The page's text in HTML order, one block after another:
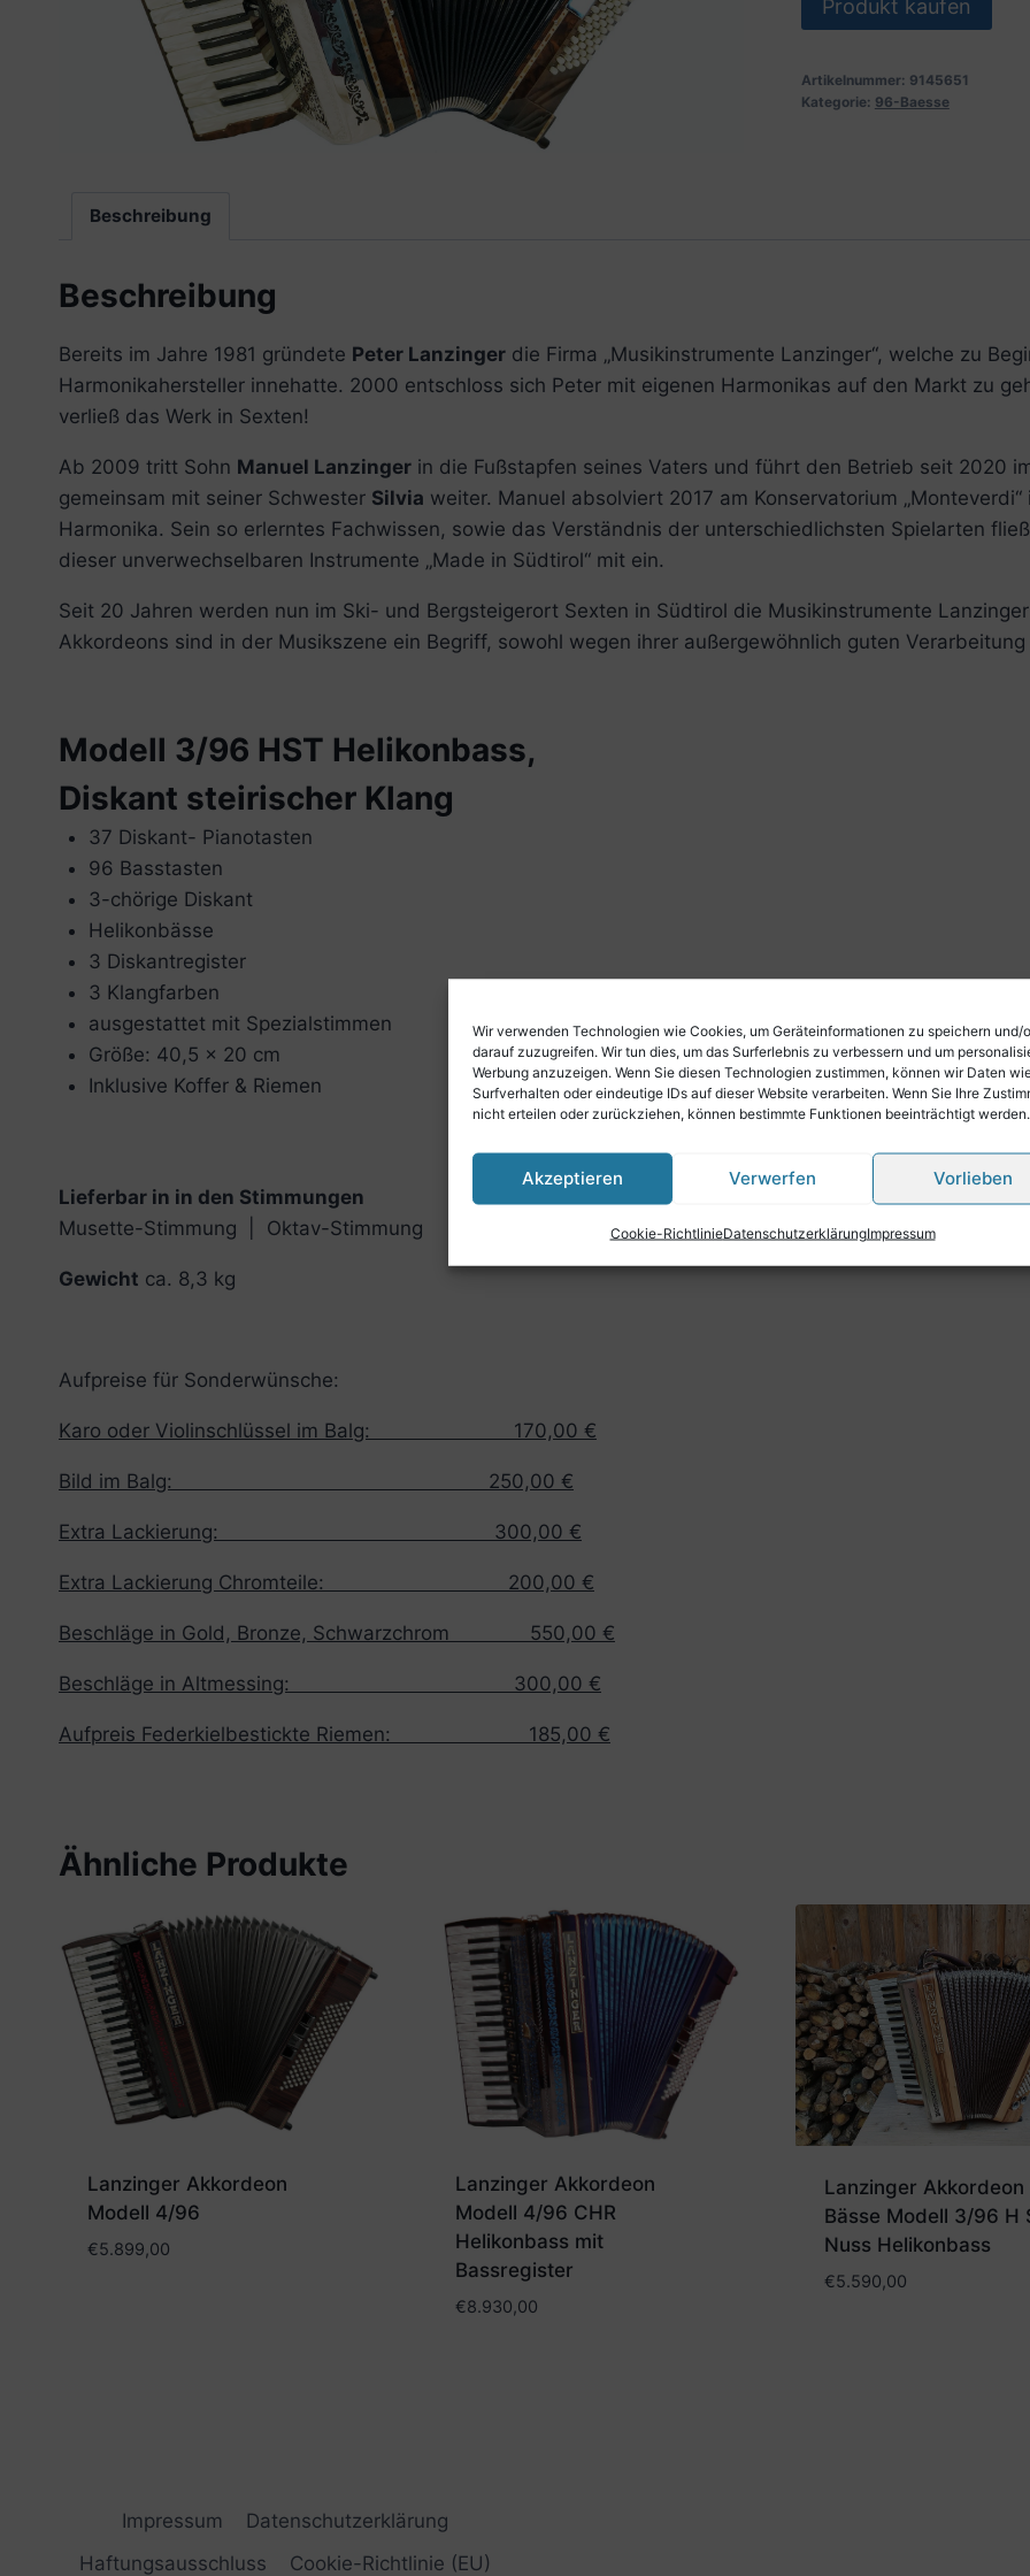
Wir verwenden Technologien wie Cookies, um Geräteinformationen zu speichern und/
darauf zuzugreifen. Wir tun dies, um das Surferlebnis zu verbessern und um
Werbung anzuzeigen. Wenn Sie diesen Technologien zustimmen, können wir Daten
Surfverhalten oder eindeutige IDs auf dieser Website verarbeiten. Wenn Sie Ihre
nicht erteilen oder zurückziehen, können bestimmte Funktionen beeinträchtigt werden.
Akzeptieren Verwerfen Vorlieben
Cookie-RichtlinieDatenschutzerklärungImpressum
Produkt kaufen
Artikelnummer: 9145651
Kategorie: 96-Baesse
Beschreibung
Beschreibung
Bereits im Jahre 1981 gründete Peter Lanzinger die Firma „Musikinstrumente Lanzinger“, welche zu
Harmonikahersteller innehatte. 2000 entschloss sich Peter mit eigenen Harmonikas auf den Markt zu
verließ das Werk in Sexten!
Ab 2009 tritt Sohn Manuel Lanzinger in die Fußstapfen seines Vaters und führt den Betrieb seit 2020
gemeinsam mit seiner Schwester Silvia weiter. Manuel absolviert 2017 am Konservatorium
Harmonika. Sein so erlerntes Fachwissen, sowie das Verständnis der unterschiedlichsten Spielarten
dieser unverwechselbaren Instrumente „Made in Südtirol“ mit ein.
Seit 20 Jahren werden nun im Ski- und Bergsteigerort Sexten in Südtirol die Musikinstrumente
Akkordeons sind in der Musikszene ein Begriff, sowohl wegen ihrer außergewöhnlich guten
Modell 3/96 HST Helikonbass,
Diskant steirischer Klang
37 Diskant- Pianotasten
96 Basstasten
3-chörige Diskant
Helikonbässe
3 Diskantregister
3 Klangfarben
ausgestattet mit Spezialstimmen
Größe: 40,5 x 20 cm
Inklusive Koffer & Riemen
Lieferbar in in den Stimmungen
Musette-Stimmung | Oktav-Stimmung
Gewicht ca. 8,3 kg
Aufpreise für Sonderwünsche:
Karo oder Violinschlüssel im Balg: 170,00 €
Bild im Balg: 250,00 €
Extra Lackierung: 300,00 €
Extra Lackierung Chromteile: 200,00 €
Beschläge in Gold, Bronze, Schwarzchrom 550,00 €
Beschläge in Altmessing: 300,00 €
Aufpreis Federkielbestickte Riemen: 185,00 €
Ähnliche Produkte
Lanzinger Akkordeon
Modell 4/96
€5.899,00
Lanzinger Akkordeon
Modell 4/96 CHR
Helikonbass mit
Bassregister
€8.930,00
Lanzinger Akkordeon
Bässe Modell 3/96 H
Nuss Helikonbass
€5.590,00
Impressum
Datenschutzerklärung
Haftungsausschluss
Cookie-Richtlinie (EU)